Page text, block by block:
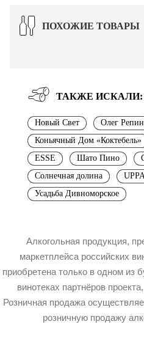
ПОХОЖИЕ ТОВАРЫ
ТАКЖЕ ИСКАЛИ:
Новый Свет
Олег Репин
Коньячный Дом «Коктебель»
ESSE
Шато Пино
Солнечная долина
Усадьба Дивноморское
Алкогольная продукция,
маркетплейса российских
приобретена только в одном из
винотеках партнёров
Розничная продажа
розничную продажу